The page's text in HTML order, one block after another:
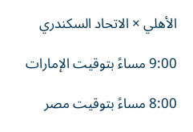
الأهلي × الاتحاد السكندري
9:00 مساءً بتوقيت الإمارات
8:00 مساءً بتوقيت مصر